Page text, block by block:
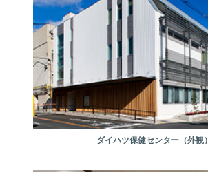
ダイハツ保健センター（外観）